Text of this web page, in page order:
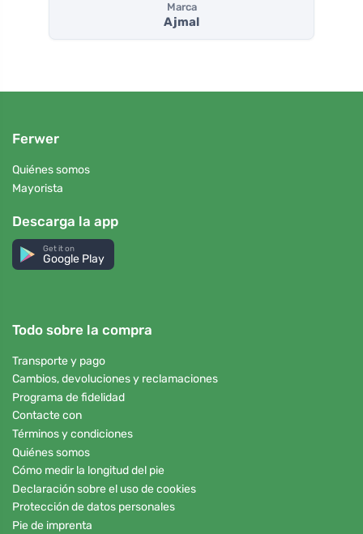
Marca
Ajmal
Ferwer
Quiénes somos
Mayorista
Descarga la app
Get it on
Google Play
Todo sobre la compra
Transporte y pago
Cambios, devoluciones y reclamaciones
Programa de fidelidad
Contacte con
Términos y condiciones
Quiénes somos
Cómo medir la longitud del pie
Declaración sobre el uso de cookies
Protección de datos personales
Pie de imprenta